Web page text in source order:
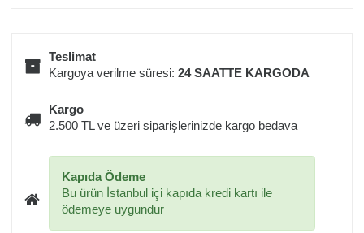
Teslimat
Kargoya verilme süresi:24 SAATTE KARGODA
Kargo
2.500 TL ve üzeri siparişlerinizde kargo bedava
Kapıda Ödeme
Bu ürün İstanbul içi kapıda kredi kartı ile
ödemeye uygundur